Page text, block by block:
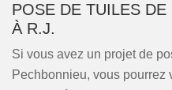
POSE DE TUILES
À R.J.
Si vous avez un projet de
Pechbonnieu, vous pourrez